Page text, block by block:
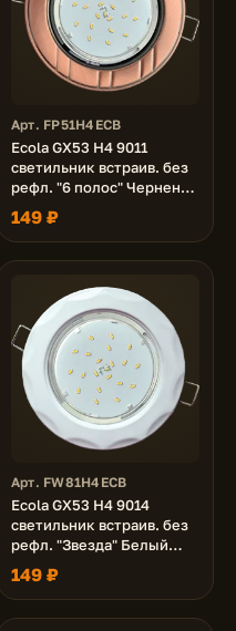
Арт. FP51H4ECB
Ecola GX53 H4 9011
светильник встраив. без
рефл. "6 полос" Черненая
медь 43x115 (к+)
149 ₽
Арт. FW81H4ECB
Ecola GX53 H4 9014
светильник встраив. без
рефл. "Звезда" Белый
38x116 (к+)
149 ₽